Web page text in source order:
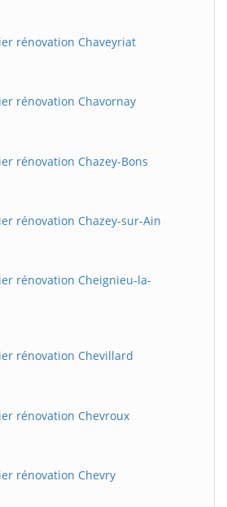
rénovation Chaveyriat
rénovation Chavornay
rénovation Chazey-Bons
rénovation Chazey-sur-Ain
rénovation Cheignieu-la-
rénovation Chevillard
rénovation Chevroux
rénovation Chevry